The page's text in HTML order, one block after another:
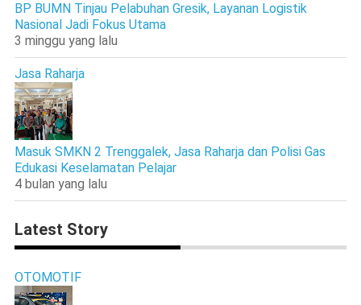
BP BUMN Tinjau Pelabuhan Gresik, Layanan Logistik
Nasional Jadi Fokus Utama
3 minggu yang lalu
Jasa Raharja
Masuk SMKN 2 Trenggalek, Jasa Raharja dan Polisi Gas
Edukasi Keselamatan Pelajar
4 bulan yang lalu
Latest Story
OTOMOTIF